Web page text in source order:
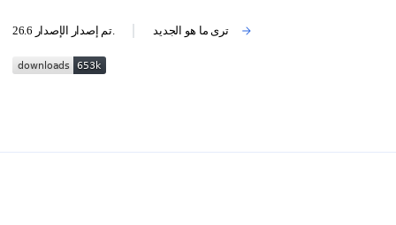
تم إصدار الإصدار 26.6 . ترى ما هو الجديد